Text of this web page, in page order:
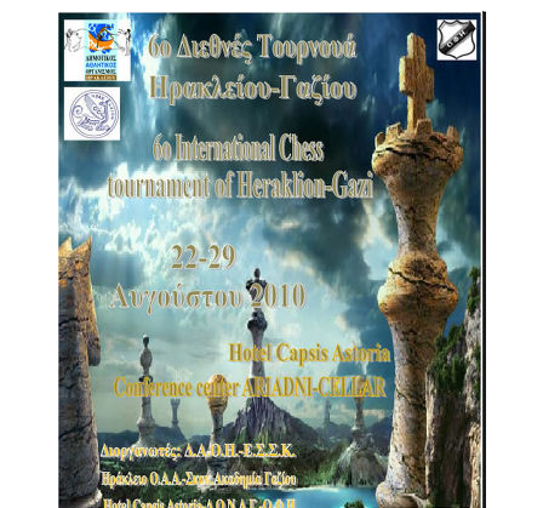
2012
2011
2010
2006
ΤΟΠΟΣ
ΠΟΛΙΤΙΣΜΟΣ
ΑΝΘΕΚΤΙΚΗ